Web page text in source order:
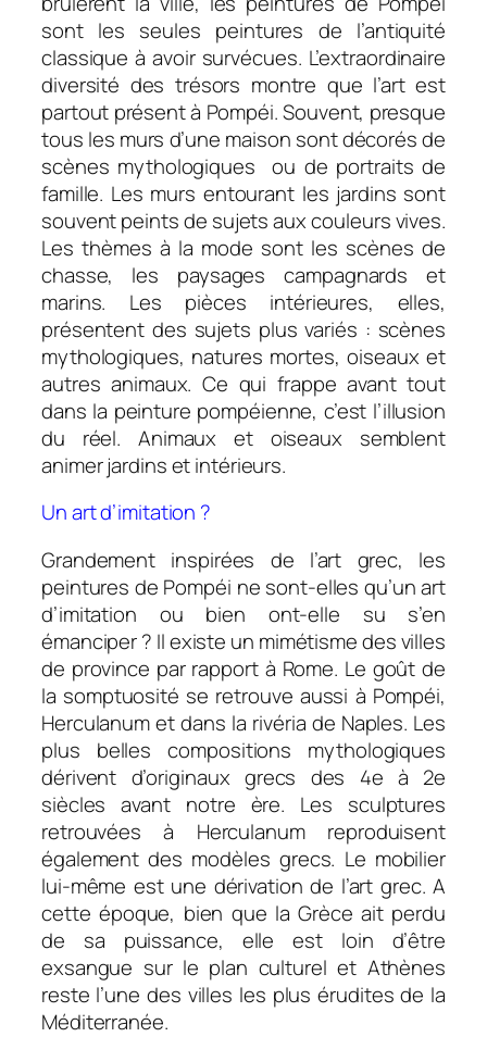
sont les seules peintures de l’antiquité
classique à avoir survécues. L’extraordinaire
diversité des trésors montre que l’art est
partout présent à Pompéi. Souvent, presque
tous les murs d’une maison sont décorés de
scènes mythologiques ou de portraits de
famille. Les murs entourant les jardins sont
souvent peints de sujets aux couleurs vives.
Les thèmes à la mode sont les scènes de
chasse, les paysages campagnards et
marins. Les pièces intérieures, elles,
présentent des sujets plus variés : scènes
mythologiques, natures mortes, oiseaux et
autres animaux. Ce qui frappe avant tout
dans la peinture pompéienne, c’est l’illusion
du réel. Animaux et oiseaux semblent
animer jardins et intérieurs.
Un art d’imitation ?
Grandement inspirées de l’art grec, les
peintures de Pompéi ne sont-elles qu’un art
d’imitation ou bien ont-elle su s’en
émanciper ? Il existe un mimétisme des villes
de province par rapport à Rome. Le goût de
la somptuosité se retrouve aussi à Pompéi,
Herculanum et dans la rivéria de Naples. Les
plus belles compositions mythologiques
dérivent d’originaux grecs des 4e à 2e
siècles avant notre ère. Les sculptures
retrouvées à Herculanum reproduisent
également des modèles grecs. Le mobilier
lui-même est une dérivation de l’art grec. A
cette époque, bien que la Grèce ait perdu
de sa puissance, elle est loin d’être
exsangue sur le plan culturel et Athènes
reste l’une des villes les plus érudites de la
Méditerranée.